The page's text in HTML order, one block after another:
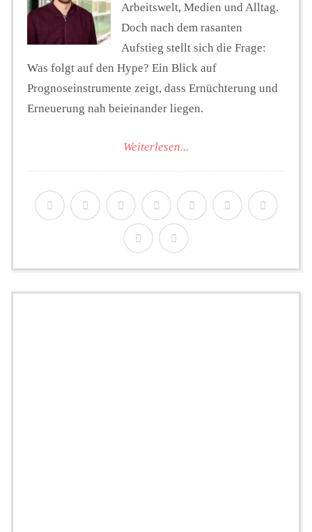
Seminare
Unterstützen
Arbeitswelt, Medien und Alltag.
Doch nach dem rasanten
Aufstieg stellt sich die Frage:
Was folgt auf den Hype? Ein Blick auf
Prognoseinstrumente zeigt, dass Ernüchterung und
Erneuerung nah beieinander liegen.
Weiterlesen...